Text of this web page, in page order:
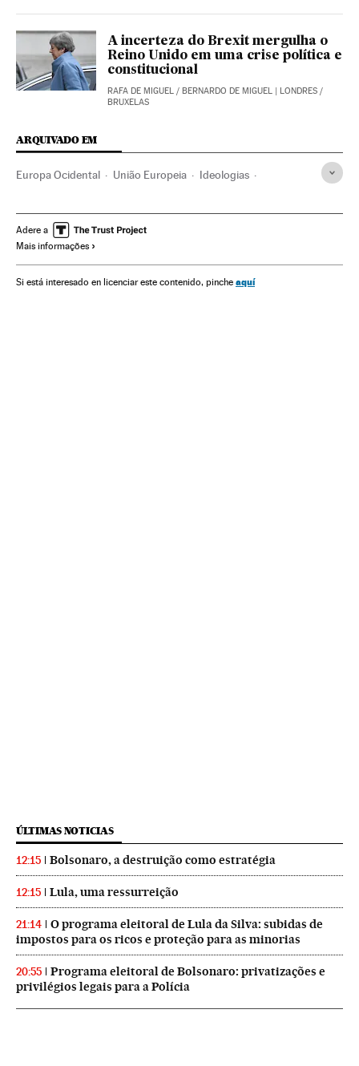
A incerteza do Brexit mergulha o
Reino Unido em uma crise política e
constitucional
RAFA DE MIGUEL / BERNARDO DE MIGUEL | LONDRES /
BRUXELAS
ARQUIVADO EM
Europa Ocidental União Europeia Ideologias
Relações exteriores Política
Referendos UE
Unión política europea Referendo Eleições Reino Unido
Adere a
Mais informações
Si está interesado en licenciar este contenido, pinche aquí
ÚLTIMAS NOTICIAS
12:15 Bolsonaro, a destruição como estratégia
12:15 Lula, uma ressurreição
21:14
O programa eleitoral de Lula da Silva: subidas de
impostos para os ricos e proteção para as minorias
20:55
Programa eleitoral de Bolsonaro: privatizações e
privilégios legais para a Polícia